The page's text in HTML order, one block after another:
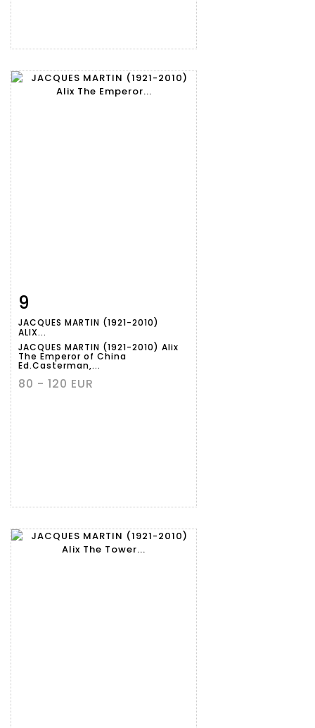
9
JACQUES MARTIN (1921-2010)
ALIX...
JACQUES MARTIN (1921-2010) Alix
The Emperor of China
Ed.Casterman,...
80 - 120 EUR